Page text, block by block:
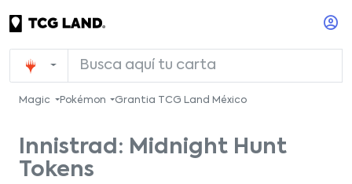
Magic Pokémon Grantia TCG Land México
Innistrad: Midnight Hunt
Tokens